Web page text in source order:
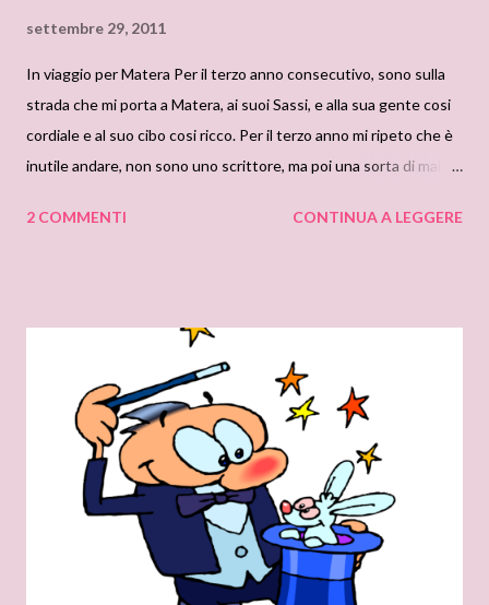
settembre 29, 2011
In viaggio per Matera Per il terzo anno consecutivo, sono sulla
strada che mi porta a Matera, ai suoi Sassi, e alla sua gente cosi
cordiale e al suo cibo cosi ricco. Per il terzo anno mi ripeto che è
inutile andare, non sono uno scrittore, ma poi una sorta di malia
introspettivo, lasci dietro le spalle la città, i problemi e ti
una terra sileziosa, immobile... Se fossi uno scrittore lo scenario
della città sarebbe perfetto: esorta alla riflessione, ma anche
all’azione, un cocktail di emozioni stranamente insolito. Se fossi
uno scrittore la mia mente svilupperebbe in un baleno lo
scenario per la mia nuova storia, sia essa romantica,
avventurosa, o un thriller.... sarebbe tutto lì, sullo sfondo, nei
Sassi . Se fossi uno scrittore non potrebbe s...
2 COMMENTI CONTINUA A LEGGERE